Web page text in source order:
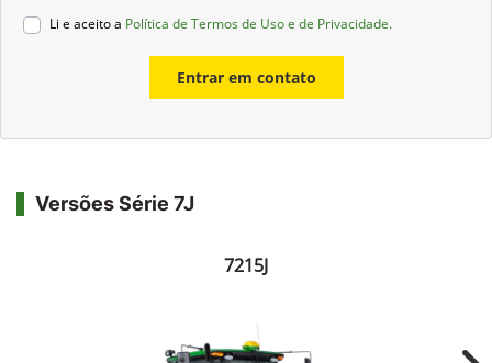
Li e aceito a Política de Termos de Uso e de Privacidade.
Entrar em contato
Versões Série 7J
7215J